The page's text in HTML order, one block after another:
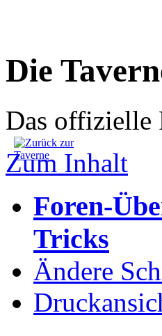
Die
Das offizielle
Zum Inhalt
Foren-
Tricks
Ändere